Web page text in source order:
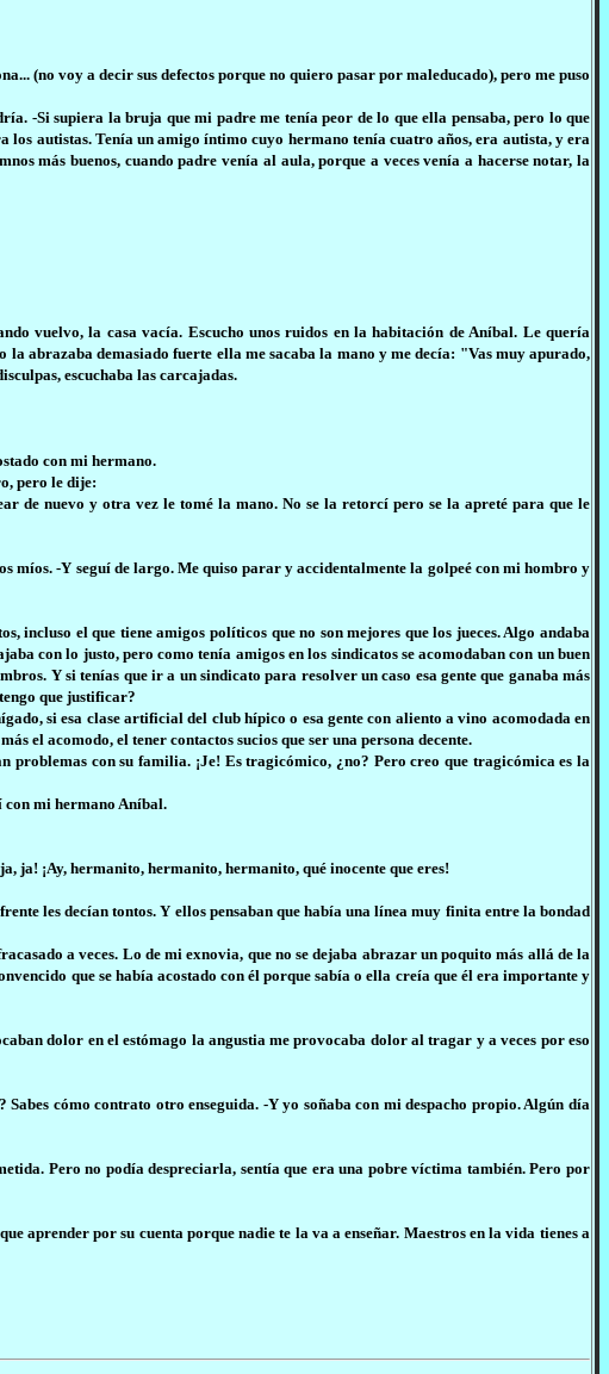
(no voy a decir sus defectos porque no quiero pasar por maleducado), pero me puso
-Si supiera la bruja que mi padre me tenía peor de lo que ella pensaba, pero lo que
los autistas. Tenía un amigo íntimo cuyo hermano tenía cuatro años, era autista, y era
más buenos, cuando padre venía al aula, porque a veces venía a hacerse notar, la
vuelvo, la casa vacía. Escucho unos ruidos en la habitación de Aníbal. Le quería
abrazaba demasiado fuerte ella me sacaba la mano y me decía: "Vas muy apurado,
escuchaba las carcajadas.
con mi hermano.
pero le dije:
de nuevo y otra vez le tomé la mano. No se la retorcí pero se la apreté para que le
míos. -Y seguí de largo. Me quiso parar y accidentalmente la golpeé con mi hombro y
incluso el que tiene amigos políticos que no son mejores que los jueces. Algo andaba
con lo justo, pero como tenía amigos en los sindicatos se acomodaban con un buen
Y si tenías que ir a un sindicato para resolver un caso esa gente que ganaba más
que justificar?
si esa clase artificial del club hípico o esa gente con aliento a vino acomodada en
el acomodo, el tener contactos sucios que ser una persona decente.
problemas con su familia. ¡Je! Es tragicómico, ¿no? Pero creo que tragicómica es la
con mi hermano Aníbal.
ja! ¡Ay, hermanito, hermanito, hermanito, qué inocente que eres!
les decían tontos. Y ellos pensaban que había una línea muy finita entre la bondad
a veces. Lo de mi exnovia, que no se dejaba abrazar un poquito más allá de la
que se había acostado con él porque sabía o ella creía que él era importante y
dolor en el estómago la angustia me provocaba dolor al tragar y a veces por eso
cómo contrato otro enseguida. -Y yo soñaba con mi despacho propio. Algún día
Pero no podía despreciarla, sentía que era una pobre víctima también. Pero por
aprender por su cuenta porque nadie te la va a enseñar. Maestros en la vida tienes a